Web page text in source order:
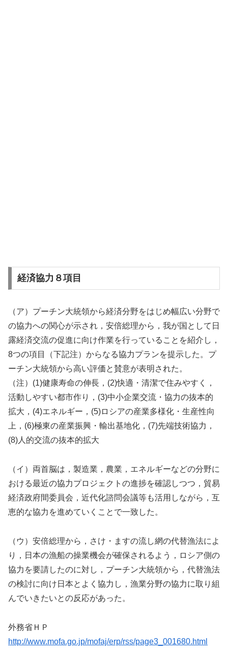
経済協力８項目
（ア）プーチン大統領から経済分野をはじめ幅広い分野で
の協力への関心が示され，安倍総理から，我が国として日
露経済交流の促進に向け作業を行っていることを紹介し，
8つの項目（下記注）からなる協力プランを提示した。プ
ーチン大統領から高い評価と賛意が表明された。
（注）(1)健康寿命の伸長，(2)快適・清潔で住みやすく，
活動しやすい都市作り，(3)中小企業交流・協力の抜本的
拡大，(4)エネルギー，(5)ロシアの産業多様化・生産性向
上，(6)極東の産業振興・輸出基地化，(7)先端技術協力，
(8)人的交流の抜本的拡大
（イ）両首脳は，製造業，農業，エネルギーなどの分野に
おける最近の協力プロジェクトの進捗を確認しつつ，貿易
経済政府間委員会，近代化諮問会議等も活用しながら，互
恵的な協力を進めていくことで一致した。
（ウ）安倍総理から，さけ・ますの流し網の代替漁法によ
り，日本の漁船の操業機会が確保されるよう，ロシア側の
協力を要請したのに対し，プーチン大統領から，代替漁法
の検討に向け日本とよく協力し，漁業分野の協力に取り組
んでいきたいとの反応があった。
外務省ＨＰ
http://www.mofa.go.jp/mofaj/erp/rss/page3_001680.html